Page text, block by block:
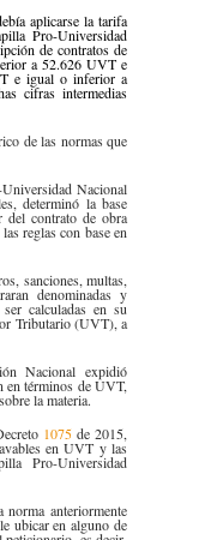
aplicarse la tarifa
Pro-Universidad
de contratos de
a 52.626 UVT e
e igual o inferior a
cifras intermedias
de las normas que
Nacional
determinó la base
contrato de obra
reglas con base en
sanciones, multas,
denominadas y
calculadas en su
Tributario (UVT), a
Nacional expidió
en términos de UVT,
la materia.
1075de 2015,
en UVT y las
Pro-Universidad
anteriormente
ubicar en alguno de